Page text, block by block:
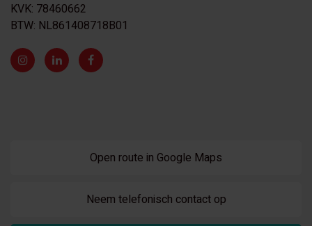
KVK: 78460662
BTW: NL861408718B01
Open route in Google Maps
Neem telefonisch contact op